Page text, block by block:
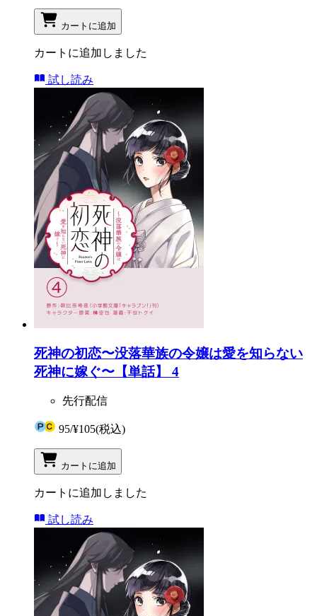
カートに追加
カートに追加しました
試し読み
死神の初恋〜没落華族の令嬢は愛を知らない
死神に嫁ぐ〜【単話】 4
先行配信
95/¥105(税込)
カートに追加
カートに追加しました
試し読み